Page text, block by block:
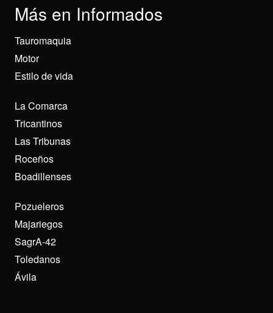
Más en Informados
Tauromaquia
Motor
Estilo de vida
La Comarca
Tricantinos
Las Tribunas
Roceños
Boadillenses
Pozueleros
Majariegos
SagrA-42
Toledanos
Ávila